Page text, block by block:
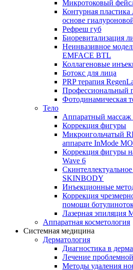
Микротоковый
Контурная
основе
Рефреш губ
Биоревитализация
Неинвазивное
EMFACE BTL
Коллагеновые
Ботокс для лица
PRP терапия
Профессиональный
Фотодинамическая
Тело
Аппаратный
Коррекция фигуры
Микроигольчатый
аппарате InMode
Коррекция фигуры
Wave 6
SKINBODY
Инъекционные
Коррекция
помощи
Лазерная эпиляция
Аппаратная косметология
Системная медицина
Дерматология
Диагностика в
Лечение
Методы удаления